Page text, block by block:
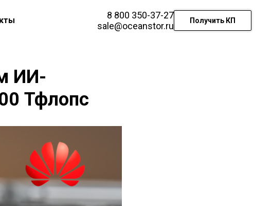
8 800 350-37-27
sale@oceanstor.ru
Получить КП
ИИ-
Тфлопс